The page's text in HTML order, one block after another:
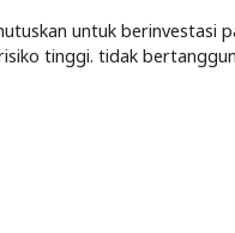
untuk berinvestasi
tinggi. tidak